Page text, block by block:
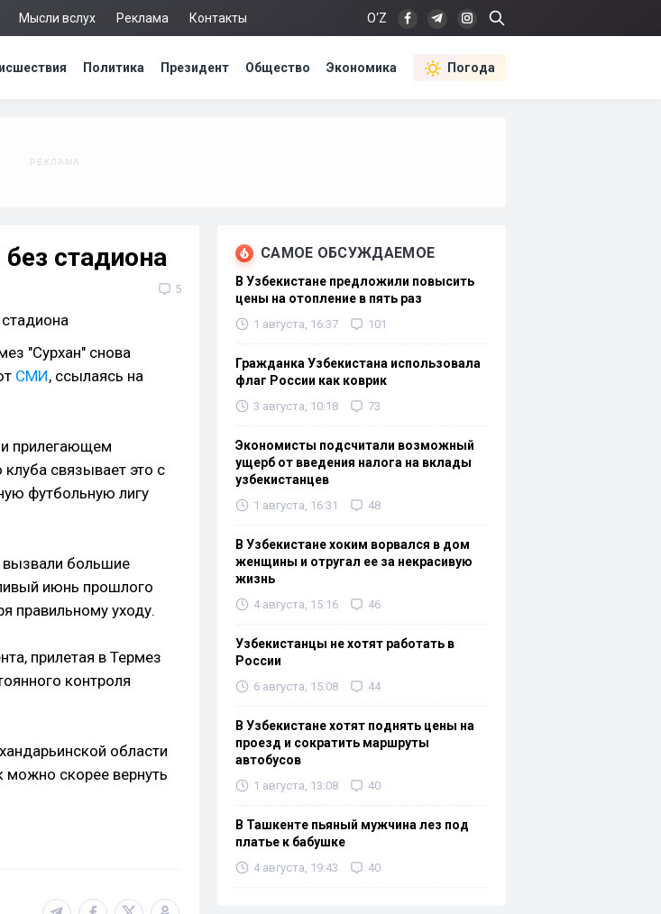
Мысли вслух Реклама Контакты O‘Z
Политика Президент Общество Экономика Погода
стадиона
5
"Сурхан" снова
СМИ, ссылаясь на
и прилегающем
связывает это с
футбольную лигу
вызвали большие
июнь прошлого
правильному уходу.
прилетая в Термез
контроля
области
можно скорее вернуть
САМОЕ ОБСУЖДАЕМОЕ
В Узбекистане предложили повысить
цены на отопление в пять раз
1 августа, 16:37 101
Гражданка Узбекистана использовала
флаг России как коврик
3 августа, 10:18 73
Экономисты подсчитали возможный
ущерб от введения налога на вклады
узбекистанцев
1 августа, 16:31 48
В Узбекистане хоким ворвался в дом
женщины и отругал ее за некрасивую
жизнь
4 августа, 15:16 46
Узбекистанцы не хотят работать в
России
6 августа, 15:08 44
В Узбекистане хотят поднять цены на
проезд и сократить маршруты
автобусов
1 августа, 13:08 40
В Ташкенте пьяный мужчина лез под
платье к бабушке
4 августа, 19:43 40